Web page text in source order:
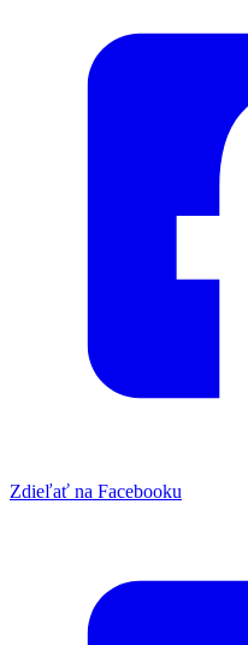
Zdieľať na Facebooku